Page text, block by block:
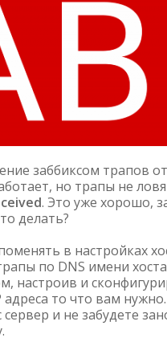
заббиксом трапов
но трапы не
. Это уже хорошо,
делать?
в настройках
по DNS имени
настроив и
адреса то что вам
и не забудете